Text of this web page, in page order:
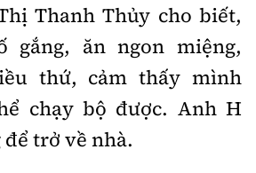
Thanh Thủy cho biết,
gắng, ăn ngon miệng,
thứ, cảm thấy mình
chạy bộ được. Anh H
để trở về nhà.